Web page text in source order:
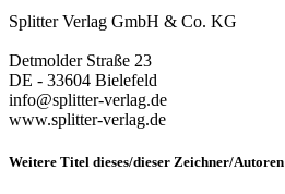
Splitter Verlag GmbH & Co. KG
Detmolder Straße 23
DE - 33604 Bielefeld
info@splitter-verlag.de
www.splitter-verlag.de
Weitere Titel dieses/dieser Zeichner/Autoren